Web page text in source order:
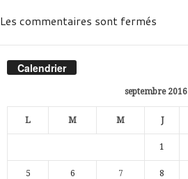
Les commentaires sont fermés
Calendrier
septembre 2016
L M M J
1
5 6 7 8